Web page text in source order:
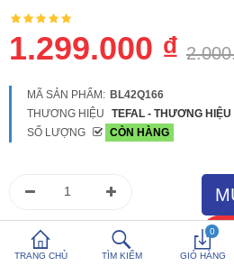
TRANG CHỦ TÌM KIẾM
0
GIỎ HÀNG
1.299.000 ₫
MÃ SẢN PHẨM: BL42Q166
THƯƠNG HIỆU
TEFAL - THƯƠNG
SỐ LƯỢNG
CÒN HÀNG